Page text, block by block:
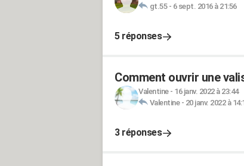
gt.55- 6 sept. 2016 à 21:56
5 réponses
Comment ouvrir une
Valentine- 16 janv. 2022 à 23:44
Valentine- 20 janv. 2022 à
3 réponses